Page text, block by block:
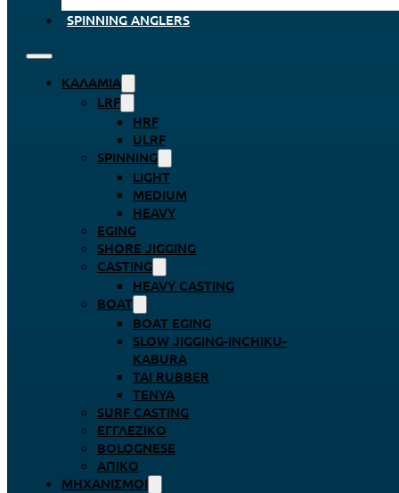
SPINNING ANGLERS
ΚΑΛΆΜΙΑ
LRF
HRF
ULRF
SPINNING
LIGHT
MEDIUM
HEAVY
EGING
SHORE JIGGING
CASTING
HEAVY CASTING
BOAT
BOAT EGING
SLOW JIGGING-INCHIKU-
KABURA
TAI RUBBER
TENYA
SURF CASTING
ΕΓΓΛΈΖΙΚΟ
BOLOGNESE
ΑΠΊΚΟ
ΜΗΧΑΝΙΣΜΟΊ